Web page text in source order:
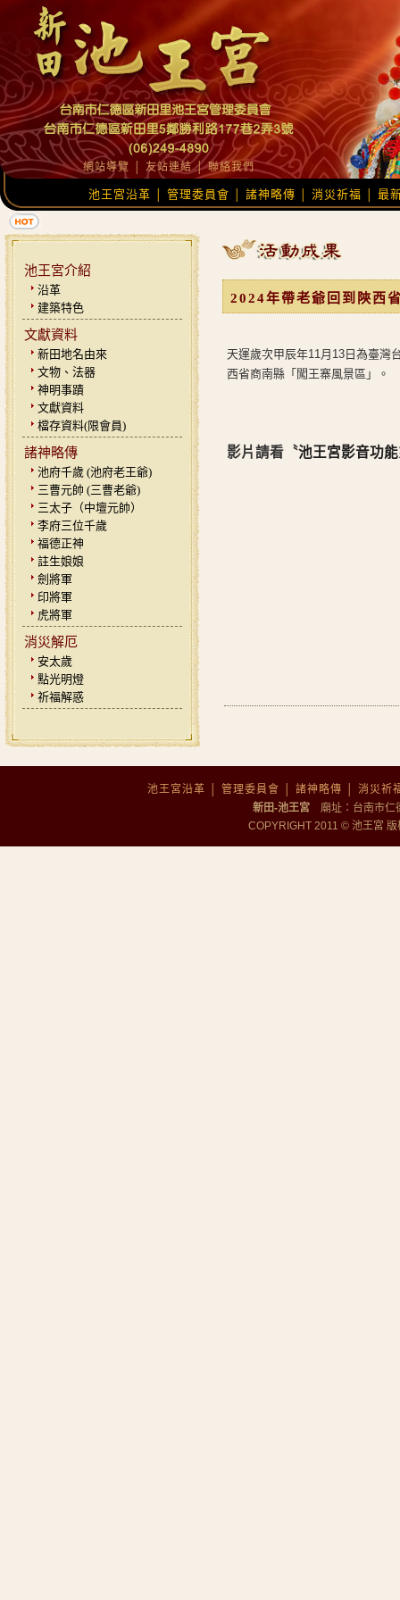
網站導覽 友站連結│聯絡我們
池王宮沿革 管理委員會 諸神略傳 消災祈福 最
池王宮介紹
沿革
建築特色
文獻資料
新田地名由來
文物、法器
神明事蹟
文獻資料
檔存資料(限會員)
諸神略傳
池府千歲 (池府老王爺)
三曹元帥 (三曹老爺)
三太子（中壇元帥）
李府三位千歲
福德正神
註生娘娘
劍將軍
印將軍
虎將軍
消災解厄
安太歲
點光明燈
祈福解惑
2024年帶老爺回到陝西
天運歲次甲辰年11月13日為臺灣
西省商南縣「闖王寨風景區」。
影片請看〝池王宮影音功
池王宮沿革 管理委員會 諸神略傳
消災祈
新田-池王宮 廟址：台南市仁
COPYRIGHT 2011 © 池王宮